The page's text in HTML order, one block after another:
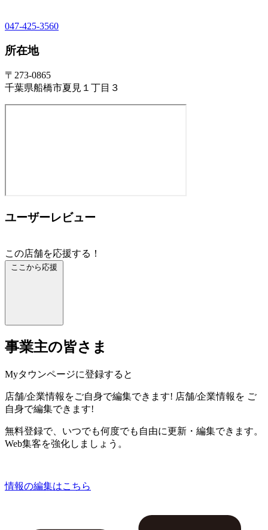
047-425-3560
所在地
〒273-0865
千葉県船橋市夏見１丁目３
ユーザーレビュー
この店舗を応援する！
ここから応援
事業主の皆さま
Myタウンページに登録すると
店舗/企業情報をご自身で編集できます! 店舗/企業情報を ご
自身で編集できます!
無料登録で、いつでも何度でも自由に更新・編集できます。
Web集客を強化しましょう。
情報の編集はこちら